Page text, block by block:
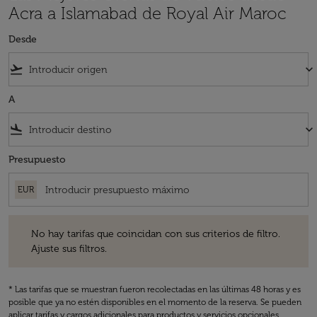
Acra a Islamabad de Royal Air Maroc
Desde
flight_takeoff keyboard_arrow_down
A
flight_land keyboard_arrow_down
Presupuesto
EUR
No hay tarifas que coincidan con sus criterios de filtro.
Ajuste sus filtros.
* Las tarifas que se muestran fueron recolectadas en las últimas 48 horas y es
posible que ya no estén disponibles en el momento de la reserva. Se pueden
aplicar tarifas y cargos adicionales para productos y servicios opcionales.